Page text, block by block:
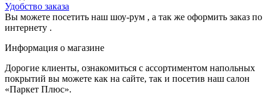
Удобство заказа
Вы можете посетить наш шоу-рум , а так же оформить заказ по
интернету .
Информация о магазине
Дорогие клиенты, ознакомиться с ассортиментом напольных
покрытий вы можете как на сайте, так и посетив наш салон
«Паркет Плюс».